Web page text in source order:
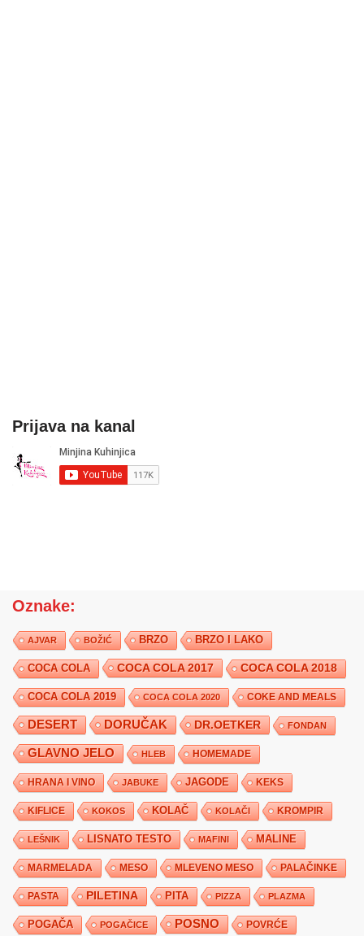
Prijava na kanal
Oznake:
AJVAR BOŽIĆ BRZO BRZO I LAKO
COCA COLA COCA COLA 2017 COCA COLA 2018
COCA COLA 2019 COCA COLA 2020 COKE AND MEALS
DESERT DORUČAK DR.OETKER FONDAN
GLAVNO JELO HLEB HOMEMADE
HRANA I VINO JABUKE JAGODE KEKS
KIFLICE KOKOS KOLAČ KOLAČI KROMPIR
LEŠNIK LISNATO TESTO MAFINI MALINE
MARMELADA MESO MLEVENO MESO PALAČINKE
PASTA PILETINA PITA PIZZA PLAZMA
POGAČA POGAČICE POSNO POVRĆE